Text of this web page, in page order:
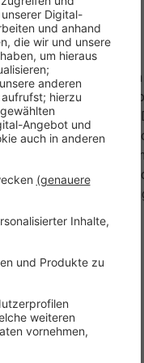
37 Apotheken
sagt Leverkusens
sichergestellt.
Landstraße in
ihren
eine Anhebung
die habe es trotz
gegeben.